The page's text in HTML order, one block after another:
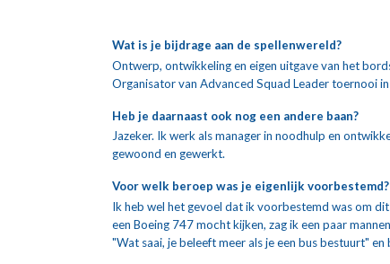
Wat is je bijdrage aan de spellenwereld?
Ontwerp, ontwikkeling en eigen uitgave van het
Organisator van Advanced Squad Leader toernooi
Heb je daarnaast ook nog een andere baan?
Jazeker. Ik werk als manager in noodhulp en
gewoond en gewerkt.
Voor welk beroep was je eigenlijk voorbestemd?
Ik heb wel het gevoel dat ik voorbestemd was om
een Boeing 747 mocht kijken, zag ik een paar
"Wat saai, je beleeft meer als je een bus bestuurt" en